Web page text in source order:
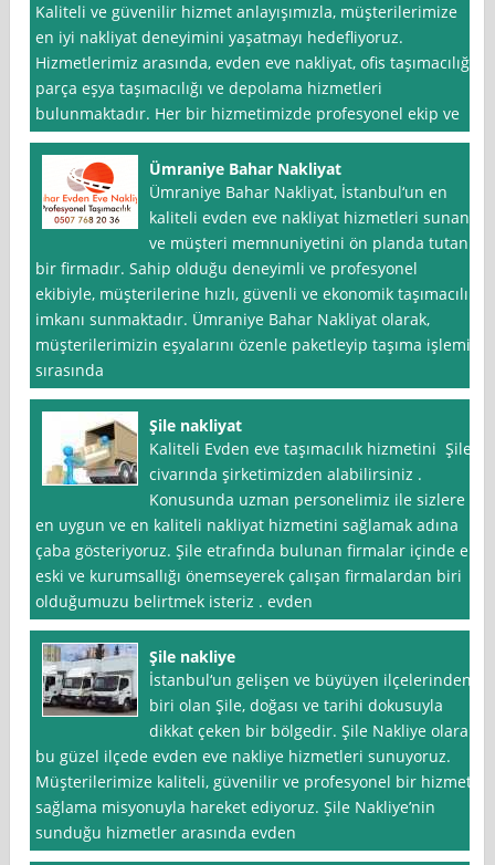
Kaliteli ve güvenilir hizmet anlayışımızla, müşterilerimize
en iyi nakliyat deneyimini yaşatmayı hedefliyoruz.
Hizmetlerimiz arasında, evden eve nakliyat, ofis taşımacılığı,
parça eşya taşımacılığı ve depolama hizmetleri
bulunmaktadır. Her bir hizmetimizde profesyonel ekip ve
Ümraniye Bahar Nakliyat
Ümraniye Bahar Nakliyat, İstanbul‘un en
kaliteli evden eve nakliyat hizmetleri sunan
ve müşteri memnuniyetini ön planda tutan
bir firmadır. Sahip olduğu deneyimli ve profesyonel
ekibiyle, müşterilerine hızlı, güvenli ve ekonomik taşımacılık
imkanı sunmaktadır. Ümraniye Bahar Nakliyat olarak,
müşterilerimizin eşyalarını özenle paketleyip taşıma işlemi
sırasında
Şile nakliyat
Kaliteli Evden eve taşımacılık hizmetini Şile
civarında şirketimizden alabilirsiniz .
Konusunda uzman personelimiz ile sizlere
en uygun ve en kaliteli nakliyat hizmetini sağlamak adına
çaba gösteriyoruz. Şile etrafında bulunan firmalar içinde en
eski ve kurumsallığı önemseyerek çalışan firmalardan biri
olduğumuzu belirtmek isteriz . evden
Şile nakliye
İstanbul‘un gelişen ve büyüyen ilçelerinden
biri olan Şile, doğası ve tarihi dokusuyla
dikkat çeken bir bölgedir. Şile Nakliye olarak,
bu güzel ilçede evden eve nakliye hizmetleri sunuyoruz.
Müşterilerimize kaliteli, güvenilir ve profesyonel bir hizmet
sağlama misyonuyla hareket ediyoruz. Şile Nakliye’nin
sunduğu hizmetler arasında evden